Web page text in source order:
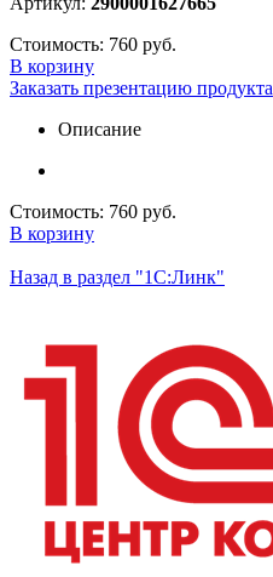
Стоимость: 760 руб.
В корзину
Заказать презентацию продукта
Описание
Стоимость: 760 руб.
В корзину
Назад в раздел "1С:Линк"